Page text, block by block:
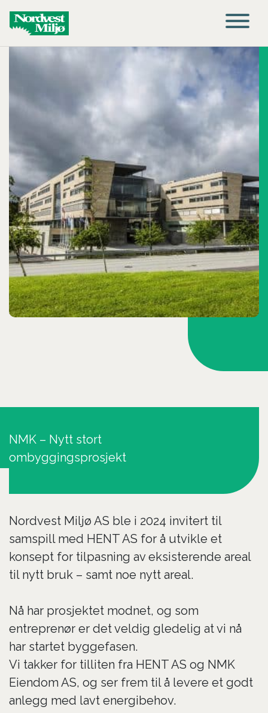
Main Navigation
NMK – Nytt stort
ombyggingsprosjekt
Nordvest Miljø AS ble i 2024 invitert til
samspill med HENT AS for å utvikle et
konsept for tilpasning av eksisterende areal
til nytt bruk – samt noe nytt areal.
Nå har prosjektet modnet, og som
entreprenør er det veldig gledelig at vi nå
har startet byggefasen.
Vi takker for tilliten fra HENT AS og NMK
Eiendom AS, og ser frem til å levere et godt
anlegg med lavt energibehov.